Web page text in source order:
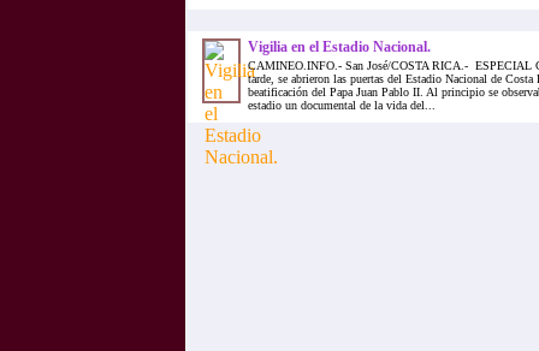
Vigilia en el Estadio Nacional.
CAMINEO.INFO.- San José/COSTA RICA.- ESPECIAL
tarde, se abrieron las puertas del Estadio Nacional de Costa
beatificación del Papa Juan Pablo II. Al principio se
estadio un documental de la vida del...